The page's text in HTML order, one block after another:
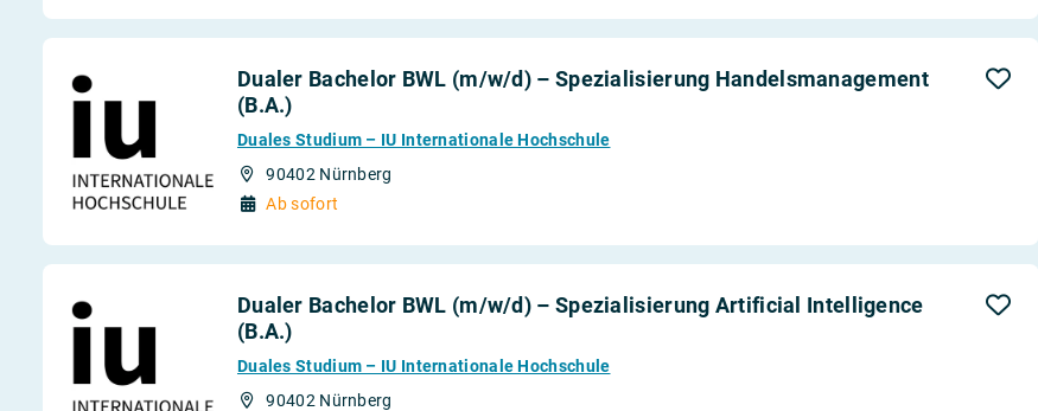
Dualer Bachelor BWL (m/w/d) – Spezialisierung Handelsmanagement
(B.A.)
Duales Studium – IU Internationale Hochschule
90402 Nürnberg
Ab sofort
Dualer Bachelor BWL (m/w/d) – Spezialisierung Artificial Intelligence
(B.A.)
Duales Studium – IU Internationale Hochschule
90402 Nürnberg